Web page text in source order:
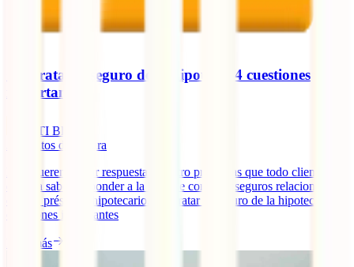
Contratar el seguro de la hipoteca: 4 cuestiones
importantes
IATI Blog
minutos de lectura
Hoy queremos dar respuesta a cuatro preguntas que todo cliente
debería saber responder a la hora de contratar seguros relacionados
con un préstamo hipotecario. Contratar el seguro de la hipoteca: 4
cuestiones importantes
Leer más